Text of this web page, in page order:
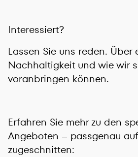
Interessiert?
Lassen Sie uns reden. Über
Nachhaltigkeit und wie wir
voranbringen können.
Erfahren Sie mehr zu den
Angeboten – passgenau
zugeschnitten: